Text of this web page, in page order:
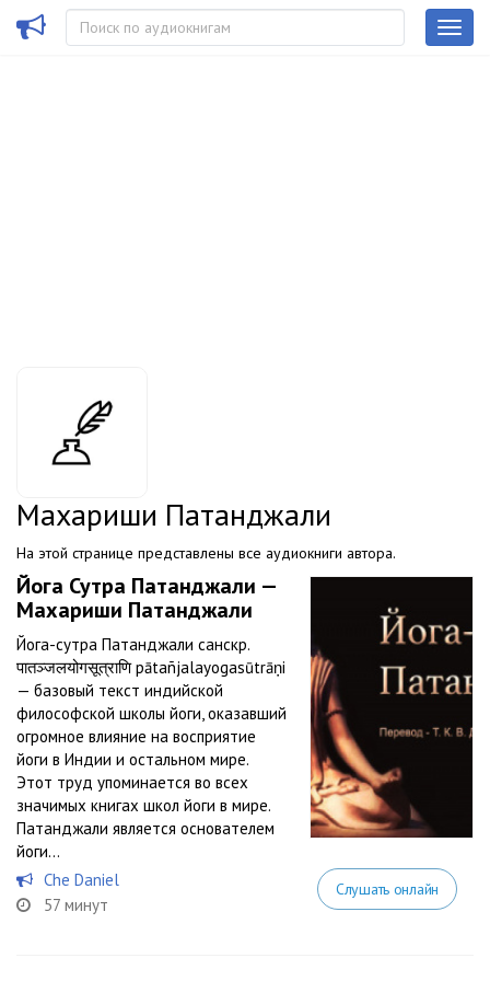
Махариши Патанджали
На этой странице представлены все аудиокниги автора.
Йога Сутра Патанджали —
Махариши Патанджали
Йога-сутра Патанджали санскр.
पातञ्जलयोगसूत्राणि pātañjalayogasūtrāṇi
— базовый текст индийской
философской школы йоги, оказавший
огромное влияние на восприятие
йоги в Индии и остальном мире.
Этот труд упоминается во всех
значимых книгах школ йоги в мире.
Патанджали является основателем
йоги...
Che Daniel
57 минут
Слушать онлайн